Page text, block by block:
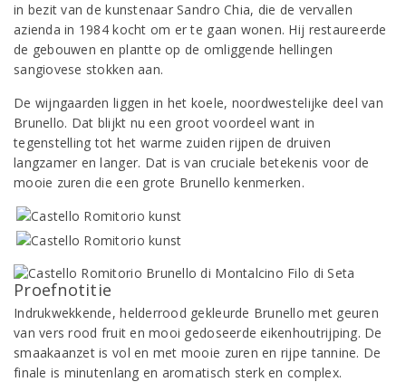
in bezit van de kunstenaar Sandro Chia, die de vervallen
azienda in 1984 kocht om er te gaan wonen. Hij restaureerde
de gebouwen en plantte op de omliggende hellingen
sangiovese stokken aan.
De wijngaarden liggen in het koele, noordwestelijke deel van
Brunello. Dat blijkt nu een groot voordeel want in
tegenstelling tot het warme zuiden rijpen de druiven
langzamer en langer. Dat is van cruciale betekenis voor de
mooie zuren die een grote Brunello kenmerken.
Proefnotitie
Indrukwekkende, helderrood gekleurde Brunello met geuren
van vers rood fruit en mooi gedoseerde eikenhoutrijping. De
smaakaanzet is vol en met mooie zuren en rijpe tannine. De
finale is minutenlang en aromatisch sterk en complex.